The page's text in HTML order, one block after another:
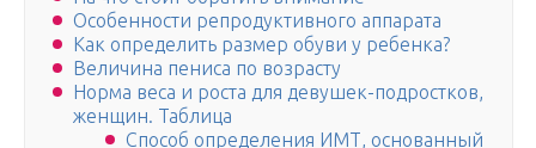
Особенности репродуктивного аппарата
Как определить размер обуви у ребенка?
Величина пениса по возрасту
Норма веса и роста для девушек-подростков,
женщин. Таблица
Способ определения ИМТ, основанный